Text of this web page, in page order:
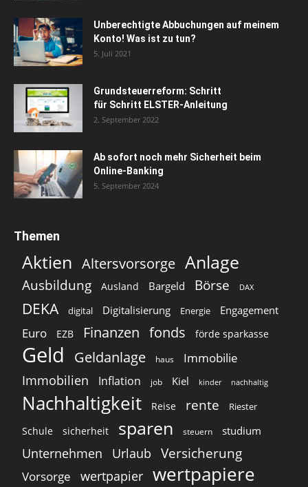
Unberechtigte Abbuchungen auf meinem
Konto! Was ist zu tun?
5. Juli 2021
Grundsteuerreform: Schritt
für Schritt ELSTER-Anleitung
2. September 2022
Ab sofort noch mehr Sicherheit beim
Online-Banking
5. September 2024
Themen
Aktien Altersvorsorge Anlage
Ausbildung Ausland Bargeld Börse DAX
DEKA digital Digitalisierung Energie Engagement
Euro EZB Finanzen fonds förde sparkasse
Geld Geldanlage haus Immobilie
Immobilien Inflation job Kiel kinder nachhaltig
Nachhaltigkeit Reise rente Riester
Schule sicherheit sparen steuern studium
Unternehmen Urlaub Versicherung
Vorsorge wertpapier wertpapiere